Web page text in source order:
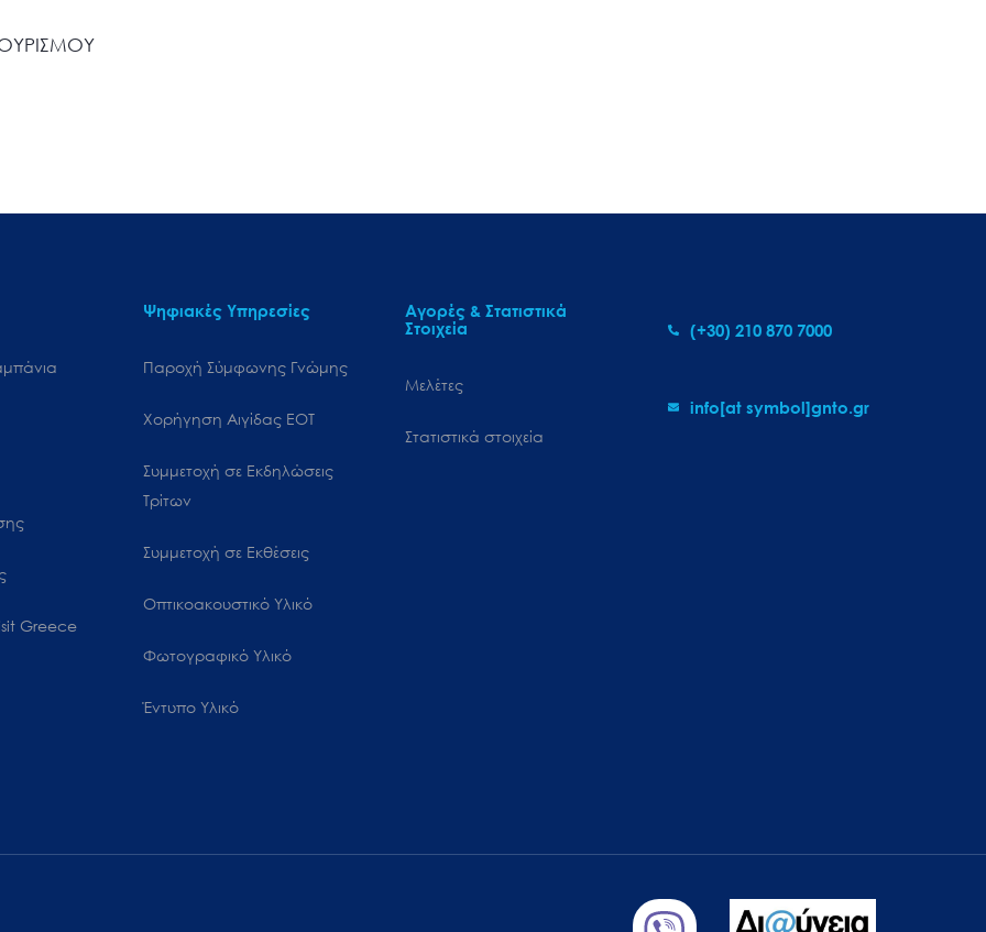
Greece
Ψηφιακές Υπηρεσίες
Παροχή Σύμφωνης Γνώμης
Χορήγηση Αιγίδας ΕΟΤ
Συμμετοχή σε Εκδηλώσεις
Τρίτων
Συμμετοχή σε Εκθέσεις
Οπτικοακουστικό Υλικό
Φωτογραφικό Υλικό
Έντυπο Υλικό
Αγορές & Στατιστικά
Στοιχεία
Μελέτες
Στατιστικά στοιχεία
(+30) 210 870 7000
info[at symbol]gnto.gr